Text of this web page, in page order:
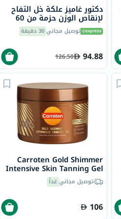
دكتور غاميز علكة خل التفاح
لإنقاص الوزن حزمة من 60
توصيل مجاني30 دقيقة
94.88
126.50
Carroten Gold Shimmer
Intensive Skin Tanning Gel
150mlتوصيل مجانيغداً
106